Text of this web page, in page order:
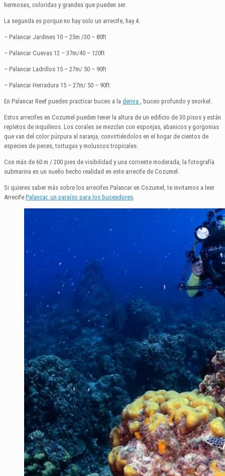
hermosas, coloridas y grandes que pueden ser.
La segunda es porque no hay solo un arrecife, hay 4.
– Palancar Jardines 10 – 25m /30 – 80ft
– Palancar Cuevas 12 – 37m/40 – 120ft
– Palancar Ladrillos 15 – 27m/ 50 – 90ft
– Palancar Herradura 15 – 27m/ 50 – 90ft
En Palancar Reef puedes practicar buceo a la deriva , buceo profundo y snorkel.
Estos arrecifes en Cozumel pueden tener la altura de un edificio de 30 pisos y están
repletos de inquilinos. Los corales se mezclan con esponjas, abanicos y gorgonias
que van del color púrpura al naranja, convirtiéndolos en el hogar de cientos de
especies de peces, tortugas y moluscos tropicales.
Con más de 60 m / 200 pies de visibilidad y una corriente moderada, la fotografía
submarina es un sueño hecho realidad en este arrecife de Cozumel.
Si quieres saber más sobre los arrecifes Palancar en Cozumel, te invitamos a leer
Arrecife Palancar, un paraíso para los buceadores